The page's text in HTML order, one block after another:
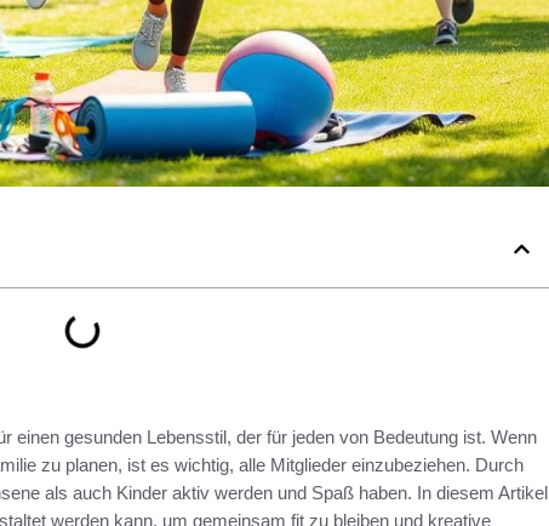
einen gesunden Lebensstil, der für jeden von Bedeutung ist. Wenn
zu planen, ist es wichtig, alle Mitglieder einzubeziehen. Durch
als auch Kinder aktiv werden und Spaß haben. In diesem Artikel
werden kann, um gemeinsam fit zu bleiben und kreative